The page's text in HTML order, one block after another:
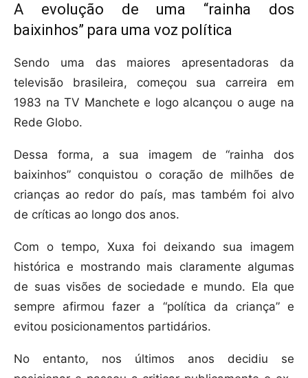
A evolução de uma “rainha dos
baixinhos” para uma voz política
Sendo uma das maiores apresentadoras da
televisão brasileira, começou sua carreira em
1983 na TV Manchete e logo alcançou o auge na
Rede Globo.
Dessa forma, a sua imagem de “rainha dos
baixinhos” conquistou o coração de milhões de
crianças ao redor do país, mas também foi alvo
de críticas ao longo dos anos.
Com o tempo, Xuxa foi deixando sua imagem
histórica e mostrando mais claramente algumas
de suas visões de sociedade e mundo. Ela que
sempre afirmou fazer a “política da criança” e
evitou posicionamentos partidários.
No entanto, nos últimos anos decidiu se